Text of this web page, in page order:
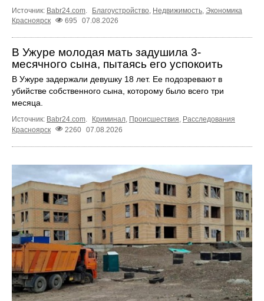
Источник: Babr24.com. Благоустройство, Недвижимость, Экономика
Красноярск
695 07.08.2026
В Ужуре молодая мать задушила 3-
месячного сына, пытаясь его успокоить
В Ужуре задержали девушку 18 лет. Ее подозревают в
убийстве собственного сына, которому было всего три
месяца.
Источник: Babr24.com. Криминал, Происшествия, Расследования
Красноярск
2260 07.08.2026